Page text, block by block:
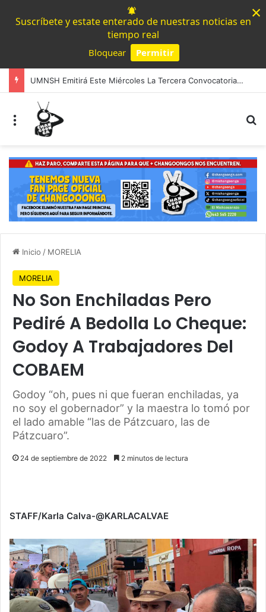
Suscríbete y estate enterado de nuestras noticias en
tiempo real
Bloquear Permitir
×
UMNSH Emitirá Este Miércoles La Tercera Convocatoria De Nuevo Ingreso.
Menú
Inicio / MORELIA
MORELIA
No Son Enchiladas Pero
Pediré A Bedolla Lo Cheque:
Godoy A Trabajadores Del
COBAEM
Godoy “oh, pues ni que fueran enchiladas, ya
no soy el gobernador” y la maestra lo tomó por
el lado amable “las de Pátzcuaro, las de
Pátzcuaro”.
24 de septiembre de 2022 2 minutos de lectura
STAFF/Karla Calva-@KARLACALVAE